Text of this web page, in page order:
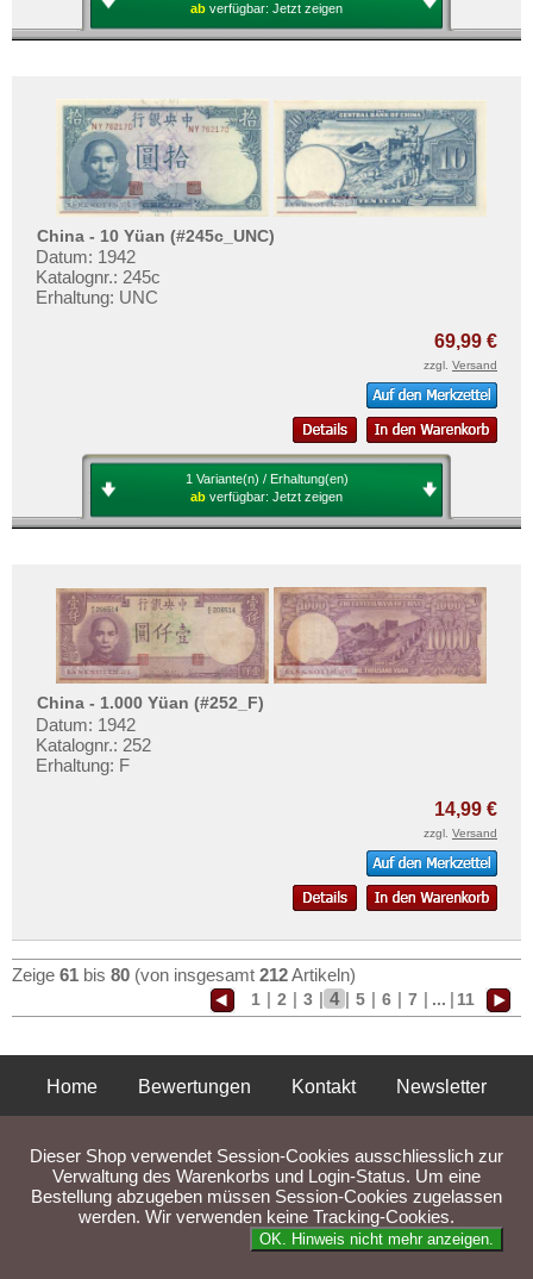
ab verfügbar: Jetzt zeigen
China - 10 Yüan (#245c_UNC)
Datum: 1942
Katalognr.: 245c
Erhaltung: UNC
69,99 €
zzgl. Versand
1 Variante(n) / Erhaltung(en)
ab verfügbar: Jetzt zeigen
China - 1.000 Yüan (#252_F)
Datum: 1942
Katalognr.: 252
Erhaltung: F
14,99 €
zzgl. Versand
Zeige 61 bis 80 (von insgesamt 212Artikeln)
1 | 2 | 3 | 4 | 5 | 6 | 7 | ... | 11
Home Bewertungen Kontakt
Newsletter
Liefer- und Versandkosten
Dieser Shop verwendet Session-Cookies ausschliesslich zur
Verwaltung des Warenkorbs und Login-Status. Um eine
Bestellung abzugeben müssen Session-Cookies zugelassen
werden. Wir verwenden keine Tracking-Cookies.
OK. Hinweis nicht mehr anzeigen.